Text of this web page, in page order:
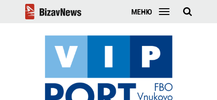
МЕНЮ